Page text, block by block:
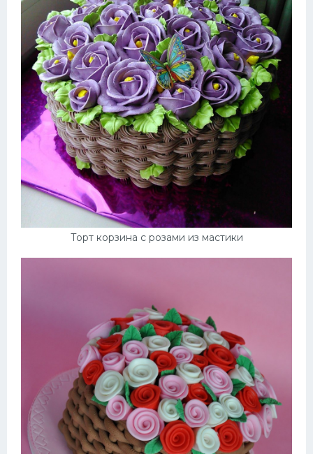
Торт корзина с розами из мастики